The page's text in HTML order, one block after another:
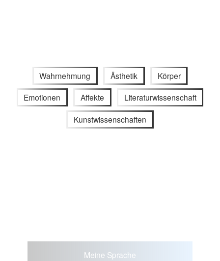
Wahrnehmung Ästhetik Körper
Emotionen Affekte Literaturwissenschaft
Kunstwissenschaften
Meine Sprache